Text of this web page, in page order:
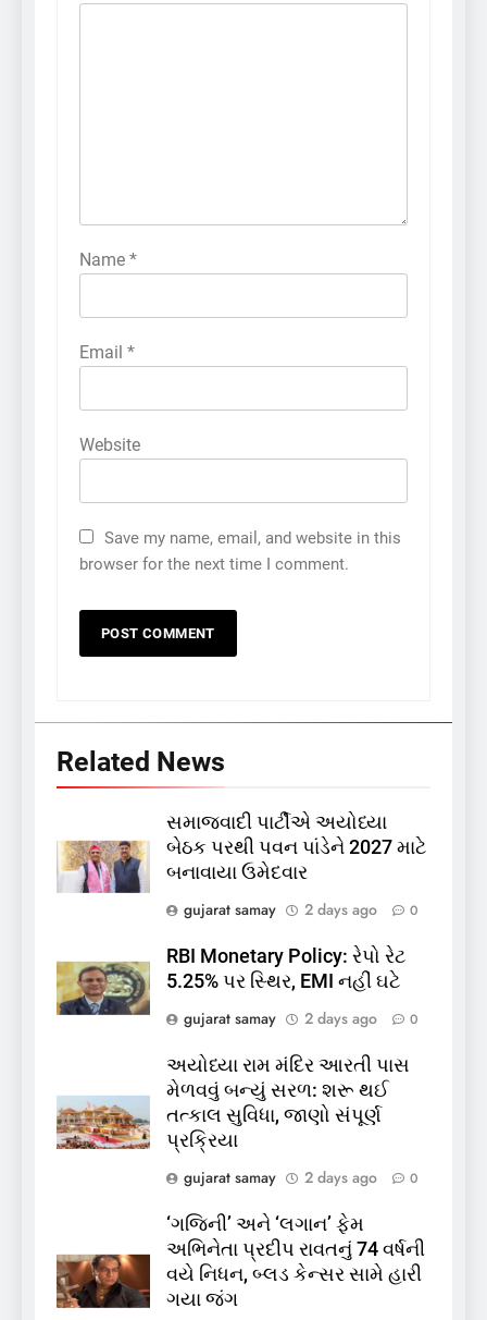
Name *
Email *
Website
Save my name, email, and website in this
browser for the next time I comment.
Related News
સમાજવાદી પાર્ટીએ અયોધ્યા
બેઠક પરથી પવન પાંડેને 2027 માટે
બનાવાયા ઉમેદવાર
gujarat samay
2 days ago 0
RBI Monetary Policy: રેપો રેટ
5.25% પર સ્થિર, EMI નહીં ઘટે
gujarat samay
2 days ago 0
અયોધ્યા રામ મંદિર આરતી પાસ
મેળવવું બન્યું સરળ: શરૂ થઈ
તત્કાલ સુવિધા, જાણો સંપૂર્ણ
પ્રક્રિયા
gujarat samay
2 days ago 0
‘ગજિની’ અને ‘લગાન’ ફેમ
અભિનેતા પ્રદીપ રાવતનું 74 વર્ષની
વયે નિધન, બ્લડ કેન્સર સામે હારી
ગયા જંગ
કોડીનારના છારા દરિયાકાંઠે પાંચ
કિશોરો ડૂબ્યા, 3નો બચાવ, 2
લાપતા
GUJARAT TOP NEWS
6
પાસપોર્ટ વેરિફિકેશન માટે હવે
પોલીસ સ્ટેશનના ધક્કામાંથી
પ્રક્રિયા બની સરળ
GUJARAT TOP NEWS
7
રાજ્યસભામાં ‘જન્મ અને મૃત્યુ
પાસ, વિપક્ષનો ઉગ્ર હોબાળો
8
શું તમારું મધ કે ઘી ખરેખર શુદ્ધ
છે? FSSAIએ ડાબરના દાવાઓની